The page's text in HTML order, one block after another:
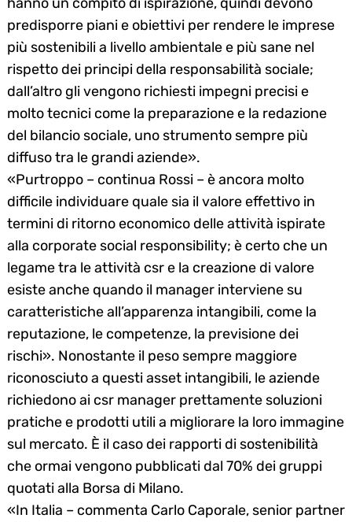
predisporre piani e obiettivi per rendere le imprese
più sostenibili a livello ambientale e più sane nel
rispetto dei principi della responsabilità sociale;
dall’altro gli vengono richiesti impegni precisi e
molto tecnici come la preparazione e la redazione
del bilancio sociale, uno strumento sempre più
diffuso tra le grandi aziende».
«Purtroppo – continua Rossi – è ancora molto
difficile individuare quale sia il valore effettivo in
termini di ritorno economico delle attività ispirate
alla corporate social responsibility; è certo che un
legame tra le attività csr e la creazione di valore
esiste anche quando il manager interviene su
caratteristiche all’apparenza intangibili, come la
reputazione, le competenze, la previsione dei
rischi». Nonostante il peso sempre maggiore
riconosciuto a questi asset intangibili, le aziende
richiedono ai csr manager prettamente soluzioni
pratiche e prodotti utili a migliorare la loro immagine
sul mercato. È il caso dei rapporti di sostenibilità
che ormai vengono pubblicati dal 70% dei gruppi
quotati alla Borsa di Milano.
«In Italia – commenta Carlo Caporale, senior partner